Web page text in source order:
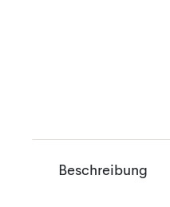
Beschreibung